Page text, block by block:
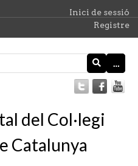
Inici de sessió
Registre
…